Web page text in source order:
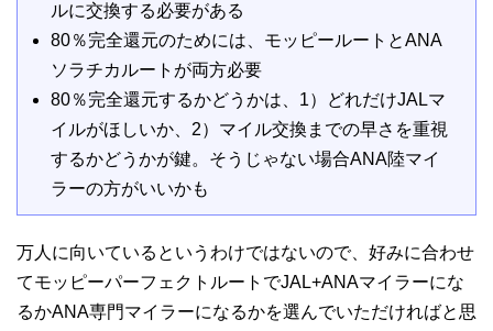
ルに交換する必要がある
80％完全還元のためには、モッピールートとANA
ソラチカルートが両方必要
80％完全還元するかどうかは、1）どれだけJALマ
イルがほしいか、2）マイル交換までの早さを重視
するかどうかが鍵。そうじゃない場合ANA陸マイ
ラーの方がいいかも
万人に向いているというわけではないので、好みに合わせ
てモッピーパーフェクトルートでJAL+ANAマイラーにな
るかANA専門マイラーになるかを選んでいただければと思